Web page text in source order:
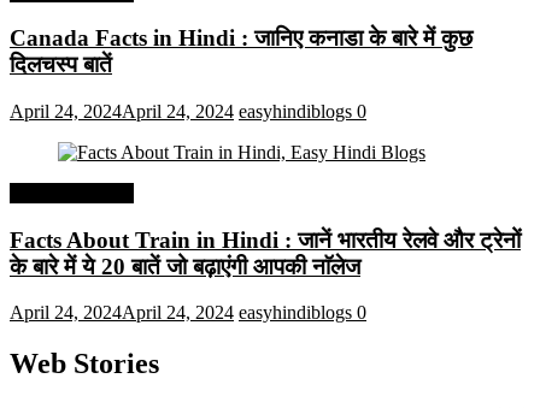
Canada Facts in Hindi : जानिए कनाडा के बारे में कुछ
दिलचस्प बातें
April 24, 2024April 24, 2024 easyhindiblogs 0
Facts About Train in Hindi : जानें भारतीय रेलवे और ट्रेनों
के बारे में ये 20 बातें जो बढ़ाएंगी आपकी नाॅलेज
April 24, 2024April 24, 2024 easyhindiblogs 0
Web Stories